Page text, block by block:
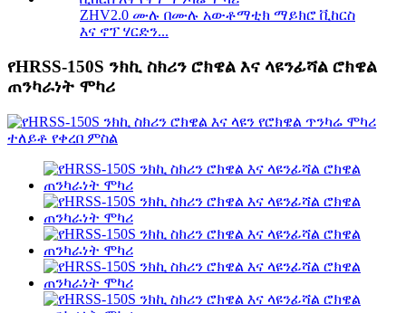
ZHV2.0 ሙሉ በሙሉ አውቶማቲክ ማይክሮ ቪከርስ
እና ኖፕ ሃርድን...
የHRSS-150S ንክኪ ስክሪን ሮክዌል እና ላዩንፊሻል ሮክዌል
ጠንካራነት ሞካሪ